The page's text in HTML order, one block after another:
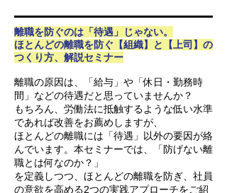
離職を防ぐのは「待遇」じゃない。
ほとんどの離職を防ぐ【組織】と【上司】の
つくり方、解説セミナー
離職の原因は、「給与」や「休日・勤務時
間」などの待遇だと思っていませんか？
もちろん、労働法に抵触するような低い水準
であれば改善をお薦めしますが、
ほとんどの離職には「待遇」以外の要因が絡
んでいます。本セミナーでは、「防げない離
職とは何なのか？」
を定義しつつ、ほとんどの離職を防ぎ、社員
の意欲を高める2つの実践アプローチをご紹